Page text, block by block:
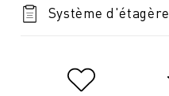
Système